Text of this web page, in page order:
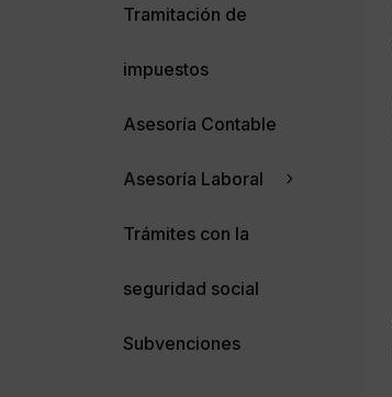
Tramitación de
impuestos
Asesoría Contable
Asesoría Laboral
Trámites con la
seguridad social
Subvenciones